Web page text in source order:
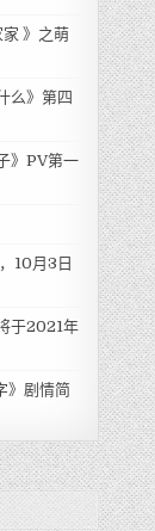
》之萌
么》第四
》PV第一
10月3日
于2021年
》剧情简